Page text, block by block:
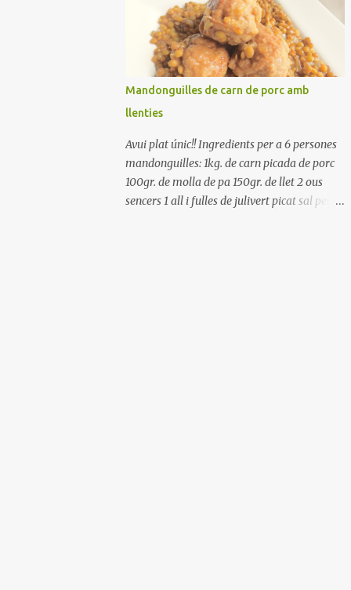
Renteu els pebrots i talleu-los a trossets.
Renteu les tomates i talleu-les a octaus.
Talleu les olives a rodanxes. Una hora abans
de portar a la taula, poseu els cigrons, ben
escorreguts, en un bol, amb la resta
d'ingredients: les tomates, el pebrot, la ceba,
(escorreguda), les olives i la tonyina
esmicolada. Amaniu amb sal i oli... bon
profit!!
Mandonguilles de carn de porc amb
llenties
Avui plat únic!! Ingredients per a 6 persones
mandonguilles: 1kg. de carn picada de porc
100gr. de molla de pa 150gr. de llet 2 ous
sencers 1 all i fulles de julivert picat sal pebre